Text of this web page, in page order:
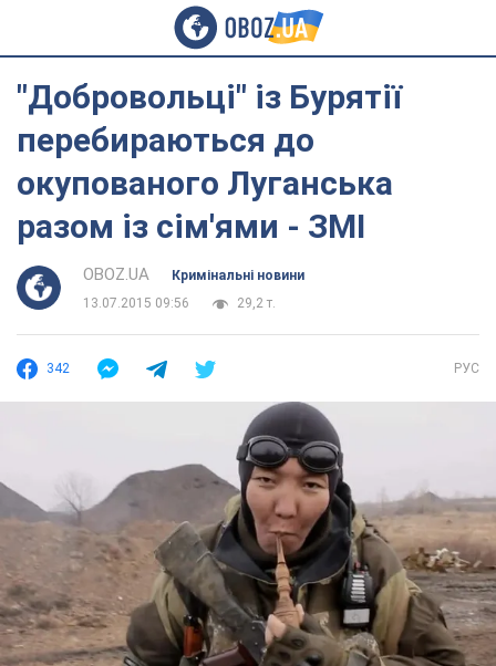
"Добровольці" із Бурятії
перебираються до
окупованого Луганська
разом із сім'ями - ЗМІ
OBOZ.UA
Кримінальні новини
13.07.2015 09:56
29,2 т.
342 РУС